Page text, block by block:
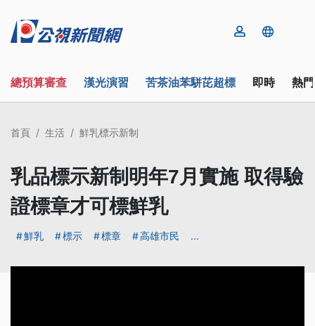
總預算審查 漢光演習 苦茶油苯駢芘超標 即時 熱
首頁 生活 鮮乳標示新制
乳品標示新制明年7月實施 取得驗
證標章才可標鮮乳
鮮乳 標示 標章 高雄市民 ...